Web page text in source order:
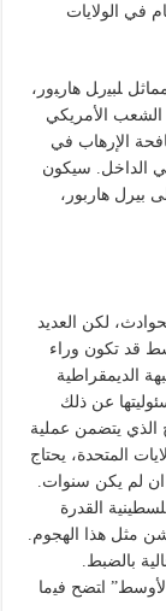
في الولايات
ﻠﺒﻴﺭﻞ ﻫﺎﺭﺒور،
الشعب الأمريكي
الإرهاب في
في الداخل. سيكون
بيرل هاربور،
لكن العديد
قد تكون وراء
الديمقراطية
عن ذلك
الذي يتضمن عملية
المتحدة، يحتاج
ان لم يكن سنوات.
القدرة
مثل هذا الهجوم.
بالضبط.
ﺍﺘﻀﺢ ﻓﻴﻣﺎ